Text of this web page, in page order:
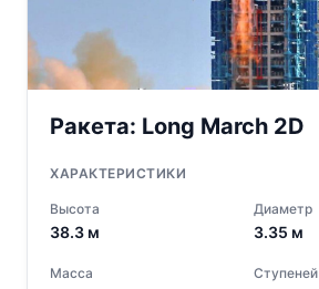
Ракета: Long March 2D
ХАРАКТЕРИСТИКИ
Высота
38.3 м
Диаметр
3.35 м
Масса Ступеней